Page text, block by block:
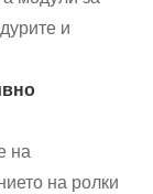
и
на
на ролки